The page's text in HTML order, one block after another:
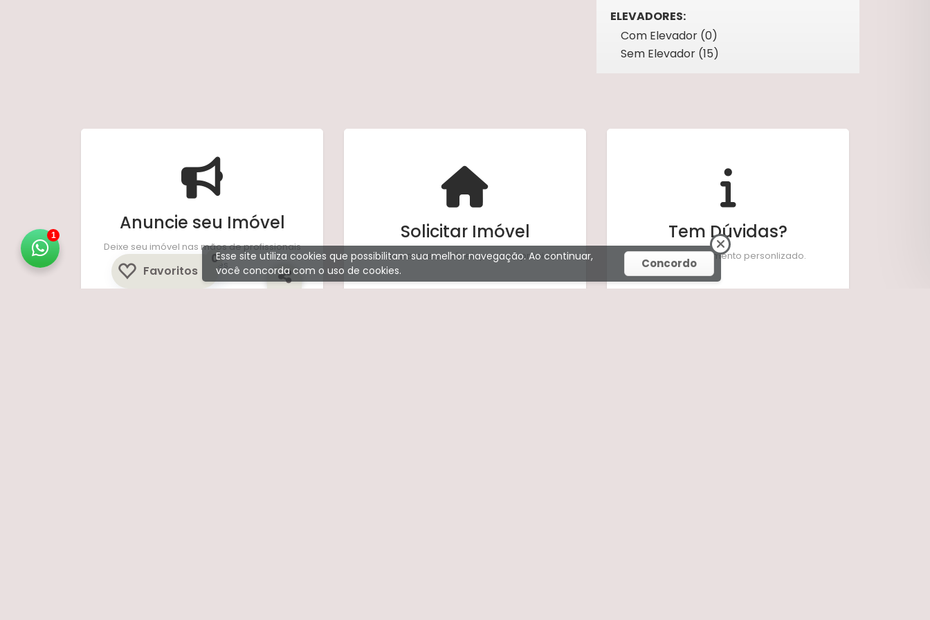
ELEVADORES:
Com Elevador (0)
Sem Elevador (15)
Anuncie seu Imóvel
Deixe seu imóvel nas mãos de profissionais
experientes.
Solicitar Imóvel
Encontramos o imóvel que você precisa!
Tem Dúvidas?
Temos atendimento personlizado.
1
Favoritos
0Esse site utiliza cookies que possibilitam sua melhor navegação. Ao continuar,
você concorda com o uso de cookies.
Concordo